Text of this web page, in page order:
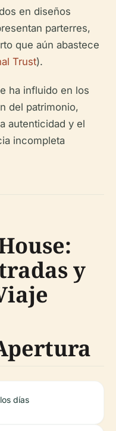
en diseños
parterres,
que aún abastece
Trust).
ha influido en los
del patrimonio,
autenticidad y el
incompleta
y
días